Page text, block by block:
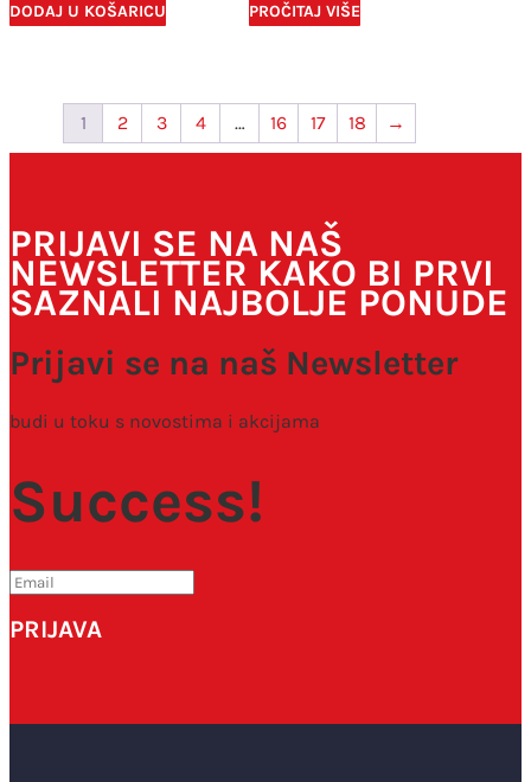
DODAJ U KOŠARICU PROČITAJ VIŠE
1 2 3 4 … 16 17 18 →
PRIJAVI SE NA NAŠ
NEWSLETTER KAKO BI PRVI
SAZNALI NAJBOLJE PONUDE
Prijavi se na naš Newsletter
budi u toku s novostima i akcijama
Success!
PRIJAVA